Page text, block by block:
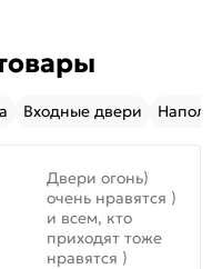
Входные двери
Двери огонь)
очень нравятся )
и всем, кто
приходят тоже
нравятся )